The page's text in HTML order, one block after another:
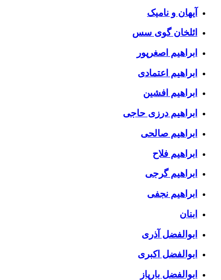
آیهان و نامیک
ائلخان گوی سس
ابراهیم اصغرپور
ابراهیم اعتمادی
ابراهیم افشین
ابراهیم درزی حاجی
ابراهیم صالحی
ابراهیم فلاح
ابراهیم گرجی
ابراهیم نجفی
ابنان
ابوالفضل آذری
ابوالفضل اکبری
ابوالفضل بارپاز